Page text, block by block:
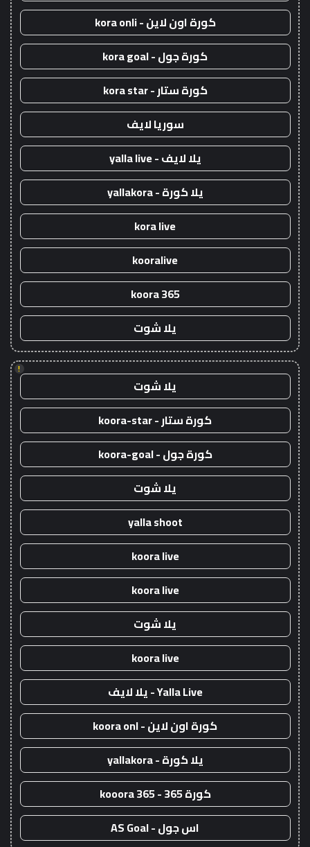
كورة اون لاين - kora onli
كورة جول - kora goal
كورة ستار - kora star
سوريا لايف
يلا لايف - yalla live
يلا كورة - yallakora
kora live
kooralive
koora 365
يلا شوت
!
يلا شوت
كورة ستار - koora-star
كورة جول - koora-goal
يلا شوت
yalla shoot
koora live
koora live
يلا شوت
koora live
Yalla Live - يلا لايف
كورة اون لاين - koora onl
يلا كورة - yallakora
كورة 365 - kooora 365
اس جول - AS Goal